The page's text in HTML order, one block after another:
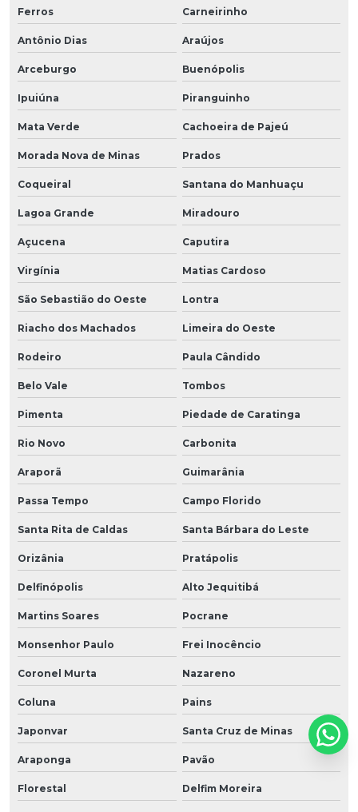
Ferros Carneirinho
Antônio Dias Araújos
Arceburgo Buenópolis
Ipuiúna Piranguinho
Mata Verde Cachoeira de Pajeú
Morada Nova de Minas Prados
Coqueiral Santana do Manhuaçu
Lagoa Grande Miradouro
Açucena Caputira
Virgínia Matias Cardoso
São Sebastião do Oeste Lontra
Riacho dos Machados Limeira do Oeste
Rodeiro Paula Cândido
Belo Vale Tombos
Pimenta Piedade de Caratinga
Rio Novo Carbonita
Araporã Guimarânia
Passa Tempo Campo Florido
Santa Rita de Caldas Santa Bárbara do Leste
Orizânia Pratápolis
Delfinópolis Alto Jequitibá
Martins Soares Pocrane
Monsenhor Paulo Frei Inocêncio
Coronel Murta Nazareno
Coluna Pains
Japonvar Santa Cruz de Minas
Araponga Pavão
Florestal Delfim Moreira